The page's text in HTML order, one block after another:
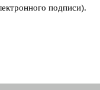
подписи).